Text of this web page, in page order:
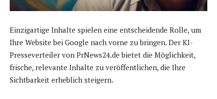
Einzigartige Inhalte spielen eine entscheidende Rolle, um
Ihre Website bei Google nach vorne zu bringen. Der KI-
Presseverteiler von PrNews24.de bietet die Möglichkeit,
frische, relevante Inhalte zu veröffentlichen, die Ihre
Sichtbarkeit erheblich steigern.